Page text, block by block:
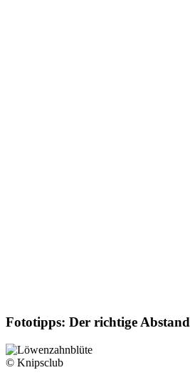
Fototipps: Der richtige Abstand
© Knipsclub